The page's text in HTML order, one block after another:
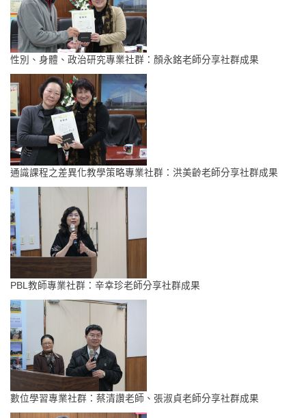
性別、身體、政治研究專業社群：顏永銘老師分享社群成果
通識課程之差異化教學策略專業社群：洪美齡老師分享社群成果
PBL教師專業社群：辛幸珍老師分享社群成果
數位學習專業社群：蔡清讚老師、張淑貞老師分享社群成果